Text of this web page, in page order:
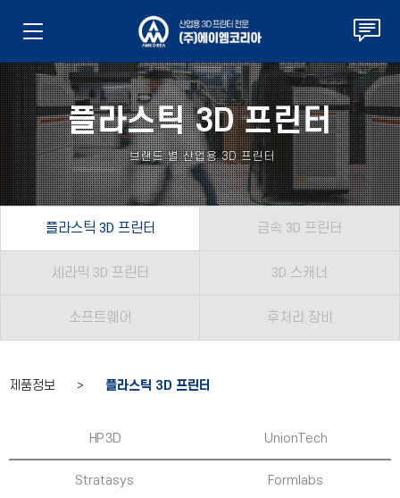
플라스틱 3D 프린터
브랜드 별 산업용 3D 프린터
플라스틱 3D 프린터 금속 3D 프린터
세라믹 3D 프린터 3D 스캐너
소프트웨어 후처리 장비
제품정보 > 플라스틱 3D 프린터
HP 3D UnionTech
Stratasys Formlabs